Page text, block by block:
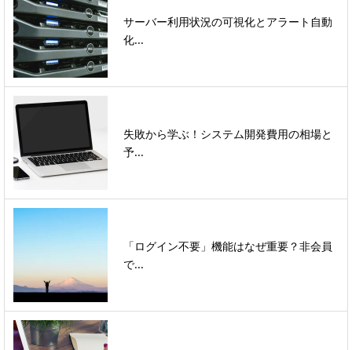
サーバー利用状況の可視化とアラート自動
化...
失敗から学ぶ！システム開発費用の相場と
予...
「ログイン不要」機能はなぜ重要？非会員
で...